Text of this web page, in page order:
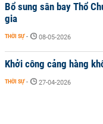
Bổ sung sân bay Thổ
gia
THỜI SỰ - 08-05-2026
Khởi công cảng hàng
THỜI SỰ - 27-04-2026